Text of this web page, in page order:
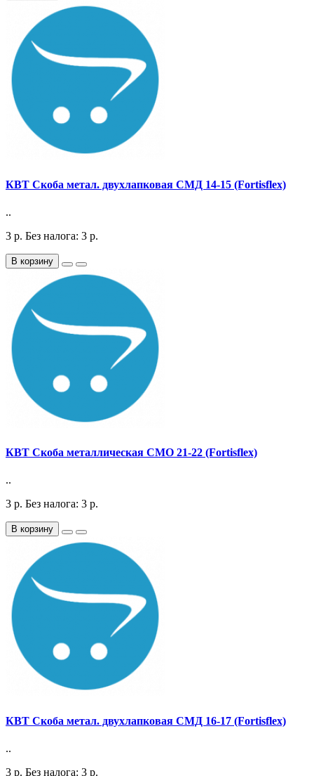
КВТ Скоба метал. двухлапковая СМД 14-15 (Fortisflex)
..
3 р. Без налога: 3 р.
В корзину
КВТ Скоба металлическая СМО 21-22 (Fortisflex)
..
3 р. Без налога: 3 р.
В корзину
КВТ Скоба метал. двухлапковая СМД 16-17 (Fortisflex)
..
3 р. Без налога: 3 р.